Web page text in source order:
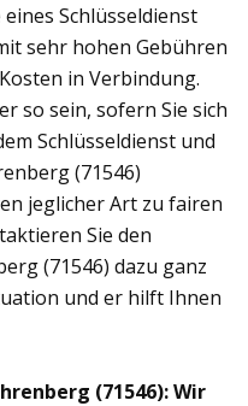
Schlüsseldienst
sehr hohen Gebühren
in Verbindung.
so sein, sofern Sie sich
Schlüsseldienst und
(71546)
jeglicher Art zu fairen
Sie den
(71546) dazu ganz
und er hilft Ihnen
(71546): Wir